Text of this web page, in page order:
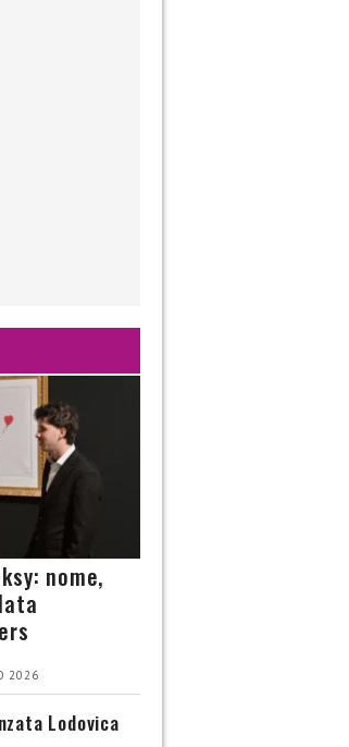
nome,
2026
Lodovica